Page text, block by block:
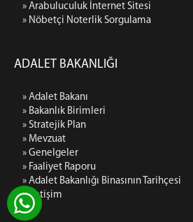
» Arabuluculuk İnternet Sitesi
» Nöbetçi Noterlik Sorgulama
ADALET BAKANLIĞI
» Adalet Bakanı
» Bakanlık Birimleri
» Stratejik Plan
» Mevzuat
» Genelgeler
» Faaliyet Raporu
» Adalet Bakanlığı Binasının Tarihçesi
» İletişim